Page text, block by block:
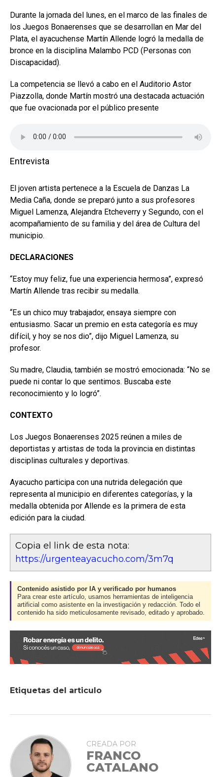
Durante la jornada del lunes, en el marco de las finales de
los Juegos Bonaerenses que se desarrollan en Mar del
Plata, el ayacuchense Martín Allende logró la medalla de
bronce en la disciplina Malambo PCD (Personas con
Discapacidad).
La competencia se llevó a cabo en el Auditorio Astor
Piazzolla, donde Martín mostró una destacada actuación
que fue ovacionada por el público presente
Entrevista
El joven artista pertenece a la Escuela de Danzas La
Media Caña, donde se preparó junto a sus profesores
Miguel Lamenza, Alejandra Etcheverry y Segundo, con el
acompañamiento de su familia y del área de Cultura del
municipio.
DECLARACIONES
“Estoy muy feliz, fue una experiencia hermosa”, expresó
Martín Allende tras recibir su medalla.
“Es un chico muy trabajador, ensaya siempre con
entusiasmo. Sacar un premio en esta categoría es muy
difícil, y hoy se nos dio”, dijo Miguel Lamenza, su
profesor.
Su madre, Claudia, también se mostró emocionada: “No se
puede ni contar lo que sentimos. Buscaba este
reconocimiento y lo logró”.
CONTEXTO
Los Juegos Bonaerenses 2025 reúnen a miles de
deportistas y artistas de toda la provincia en distintas
disciplinas culturales y deportivas.
Ayacucho participa con una nutrida delegación que
representa al municipio en diferentes categorías, y la
medalla obtenida por Allende es la primera de esta
edición para la ciudad.
Copia el link de esta nota:
https://urgenteayacucho.com/3m7q
Contenido asistido por IA y verificado por humanos
Para crear este artículo, usamos herramientas de inteligencia
artificial como asistente en la investigación y redacción. Todo el
contenido ha sido meticulosamente revisado, editado y aprobado.
Etiquetas del articulo
CREADA POR
FRANCO
CATALANO